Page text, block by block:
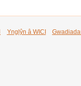
Ynglŷn â WICI